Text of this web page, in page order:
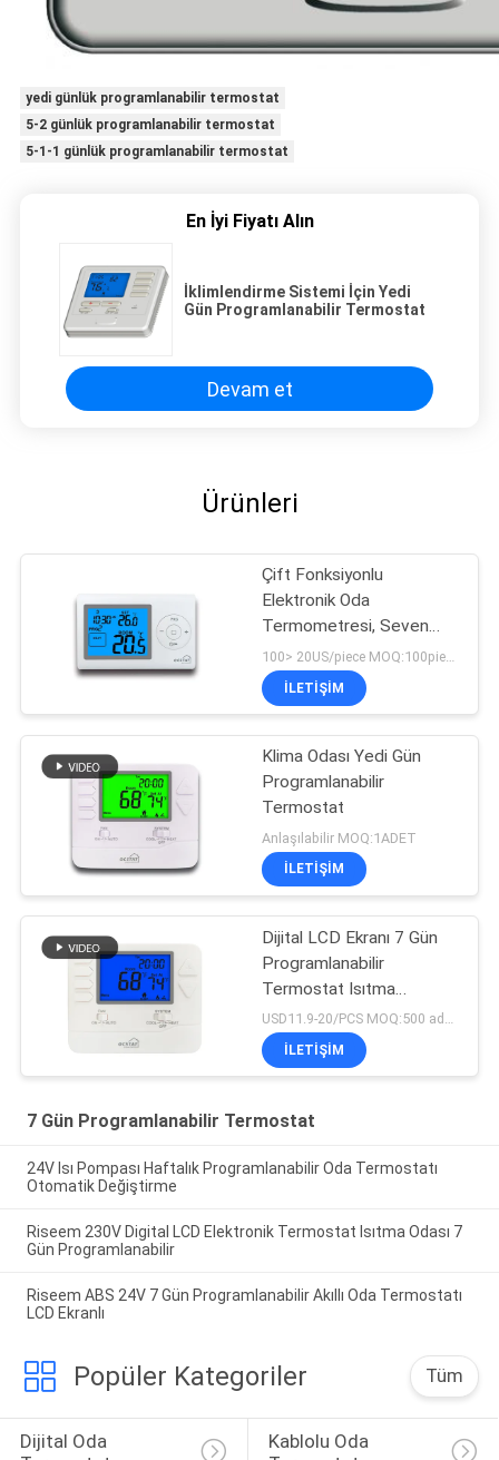
yedi günlük programlanabilir termostat
5-2 günlük programlanabilir termostat
5-1-1 günlük programlanabilir termostat
En İyi Fiyatı Alın
İklimlendirme Sistemi İçin Yedi
Gün Programlanabilir Termostat
Devam et
Ürünleri
Çift Fonksiyonlu
Elektronik Oda
Termometresi, Seven
Day Programlanabilir
Termostat
İLETIŞIM
Klima Odası Yedi Gün
Programlanabilir
Termostat
Anlaşılabilir MOQ:1ADET
İLETIŞIM
Dijital LCD Ekranı 7 Gün
Programlanabilir
Termostat Isıtma
Soğutma Sistemi
USD11.9-20/PCS MOQ:500 adet.
İLETIŞIM
7 Gün Programlanabilir Termostat
24V Isı Pompası Haftalık Programlanabilir Oda Termostatı
Otomatik Değiştirme
Riseem 230V Digital LCD Elektronik Termostat Isıtma Odası 7
Gün Programlanabilir
Riseem ABS 24V 7 Gün Programlanabilir Akıllı Oda Termostatı
LCD Ekranlı
Popüler Kategoriler Tüm
Dijital Oda
Kablolu Oda